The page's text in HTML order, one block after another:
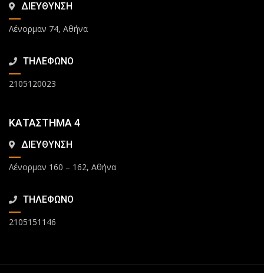
ΔΙΕΥΘΥΝΣΗ
Λένορμαν 74, Αθήνα
ΤΗΛΕΦΩΝΟ
2105120023
ΚΑΤΑΣΤΗΜΑ 4
ΔΙΕΥΘΥΝΣΗ
Λένορμαν 160 – 162, Αθήνα
ΤΗΛΕΦΩΝΟ
2105151146